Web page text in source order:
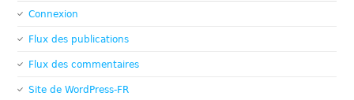
Connexion
Flux des publications
Flux des commentaires
Site de WordPress-FR